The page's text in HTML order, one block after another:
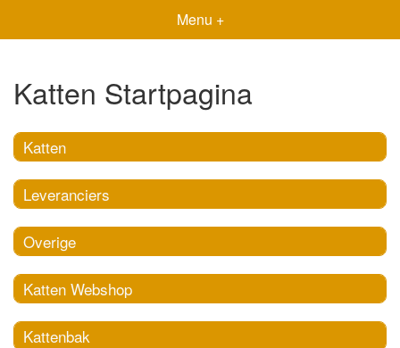
Menu +
Katten Startpagina
Katten
Leveranciers
Overige
Katten Webshop
Kattenbak